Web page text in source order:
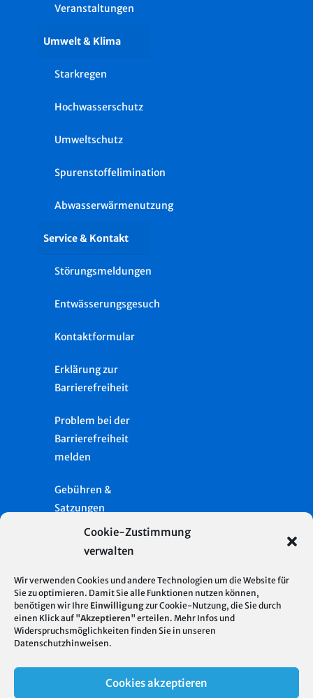
Cookie-Zustimmung
verwalten
Wir verwenden Cookies und andere Technologien um die Website für
Sie zu optimieren. Damit Sie alle Funktionen nutzen können,
benötigen wir Ihre Einwilligungzur Cookie-Nutzung, die Sie durch
einen Klick auf "Akzeptieren" erteilen. Mehr Infos und
Widerspruchsmöglichkeiten finden Sie in unseren
Datenschutzhinweisen.
Cookies akzeptieren
Veranstaltungen
Umwelt & Klima
Starkregen
Hochwasserschutz
Umweltschutz
Spurenstoffelimination
Abwasserwärmenutzung
Service & Kontakt
Störungsmeldungen
Entwässerungsgesuch
Kontaktformular
Erklärung zur
Barrierefreiheit
Problem bei der
Barrierefreiheit
melden
Gebühren &
Satzungen
Presse
Glossar
Impressum
© 2026
Stadtentwässerung
Server Standort
Deutschland
regenerativer
Energie